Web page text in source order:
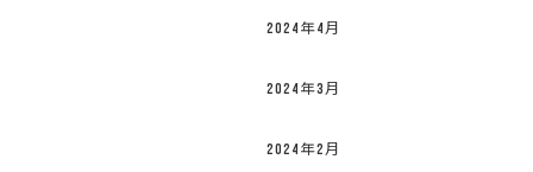
2024年4月
2024年3月
2024年2月